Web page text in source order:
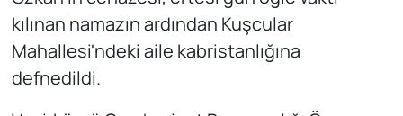
kılınan namazın ardından Kuşcular
Mahallesi'ndeki aile kabristanlığına
defnedildi.